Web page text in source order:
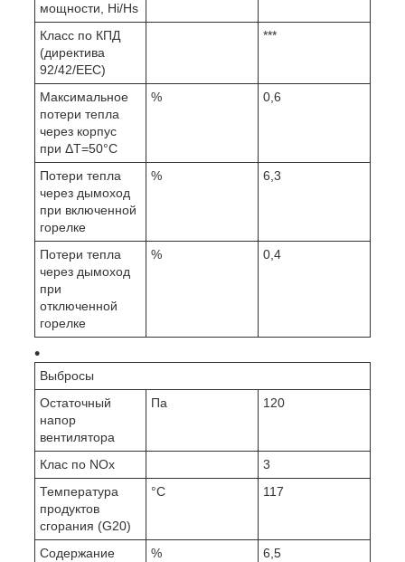
мощности, Hi/Hs
Класс по КПД
(директива
92/42/EEC)
***
Максимальное
потери тепла
через корпус
при ΔT=50°C
% 0,6
Потери тепла
через дымоход
при включенной
горелке
% 6,3
Потери тепла
через дымоход
при
отключенной
горелке
% 0,4
Выбросы
Остаточный
напор
вентилятора
Па 120
Клас по NOx
3
Температура
продуктов
сгорания (G20)
°C 117
Содержание
% 6,5